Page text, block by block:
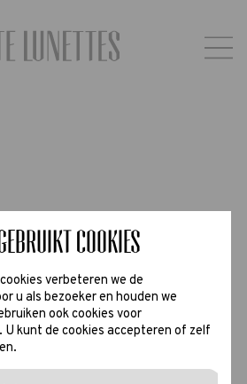
gebruikt cookies
verbeteren we de
u als bezoeker en houden we
ook cookies voor
kunt de cookies accepteren of zelf